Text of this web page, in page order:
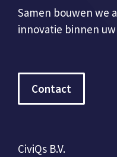
Samen bouwen we
innovatie binnen
Contact
CiviQs B.V.